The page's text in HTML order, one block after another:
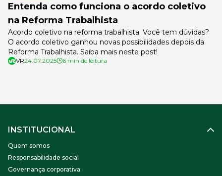
Entenda como funciona o acordo coletivo
na Reforma Trabalhista
Acordo coletivo na reforma trabalhista. Você tem dúvidas?
O acordo coletivo ganhou novas possibilidades depois da
Reforma Trabalhista. Saiba mais neste post!
VR24.07.2025 6 min de leitura
INSTITUCIONAL
Quem somos
Responsabilidade social
Governança corporativa